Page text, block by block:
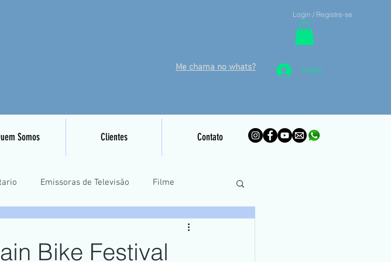
Login / Registre-se
Me chama no whats? Login
Somos Clientes Contato
Emissoras de Televisão Filme
Treinamento Piloto Remoto
Bike Festival